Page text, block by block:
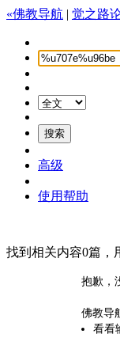
«佛教导航 | 觉之路
高级
使用帮助
找到相关内容0篇，
抱歉，
佛教导
看看